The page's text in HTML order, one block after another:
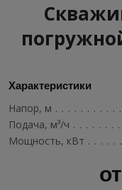
Характеристики
Мощность, кВт
Напор, м
Подача, м³/ч